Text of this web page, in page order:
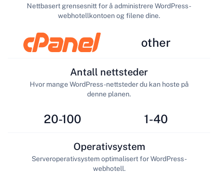
Nettbasert grensesnitt for å administrere WordPress-
webhotellkontoen og filene dine.
other
20-100
Antall nettsteder
Hvor mange WordPress-nettsteder du kan hoste på
denne planen.
1-40
Operativsystem
Serveroperativsystem optimalisert for WordPress-
webhotell.